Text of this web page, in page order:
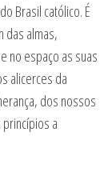
Brasil católico. É
das almas,
no espaço as suas
alicerces da
dos nossos
a